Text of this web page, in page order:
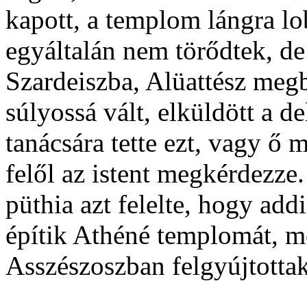
kapott, a templom lángra
egyáltalán nem törődtek,
Szardeiszba, Alüattész
súlyossá vált, elküldött a
tanácsára tette ezt, vagy ő
felől az istent
püthia azt felelte, hogy
építik Athéné templomát,
Asszészoszban